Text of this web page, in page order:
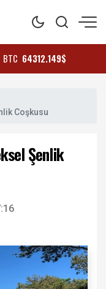
BTC 64312.149$
Coşkusu
Şenlik